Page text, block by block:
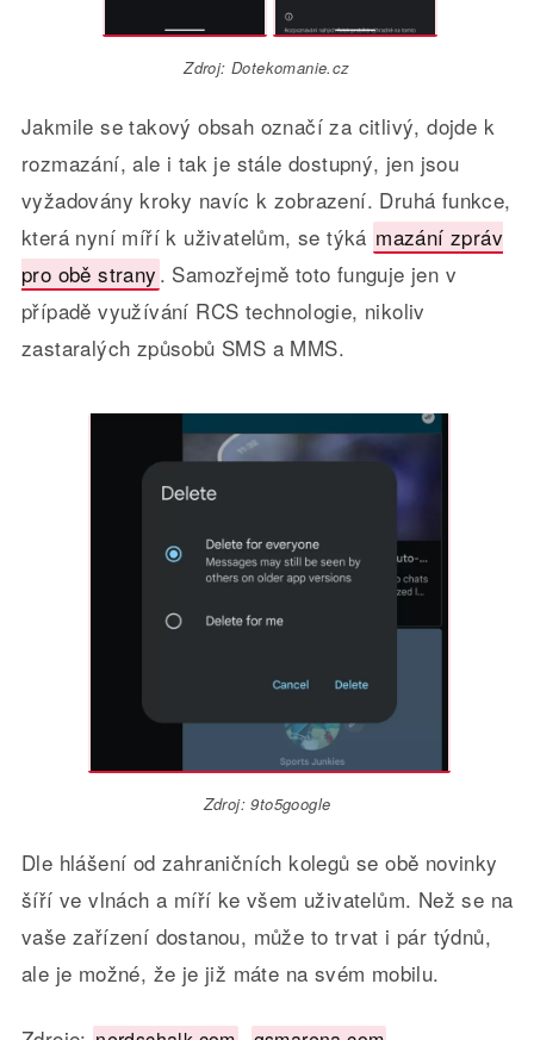
Zdroj: Dotekomanie.cz
Jakmile se takový obsah označí za citlivý, dojde k
rozmazání, ale i tak je stále dostupný, jen jsou
vyžadovány kroky navíc k zobrazení. Druhá funkce,
která nyní míří k uživatelům, se týká mazání zpráv
pro obě strany . Samozřejmě toto funguje jen v
případě využívání RCS technologie, nikoliv
zastaralých způsobů SMS a MMS.
Zdroj: 9to5google
Dle hlášení od zahraničních kolegů se obě novinky
šíří ve vlnách a míří ke všem uživatelům. Než se na
vaše zařízení dostanou, může to trvat i pár týdnů,
ale je možné, že je již máte na svém mobilu.